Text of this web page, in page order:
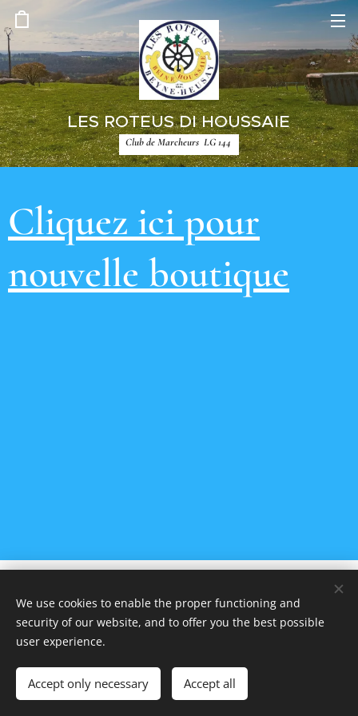
LES ROTEUS DI HOUSSAIE
Club de Marcheurs LG 144
Cliquez ici pour
nouvelle boutique
© Droits réservés 2017
Dernière mise à jour le 13/11/2023
Languages
Français
Nederlands English
We use cookies to enable the proper functioning and
security of our website, and to offer you the best possible
user experience.
Accept only necessary Accept all